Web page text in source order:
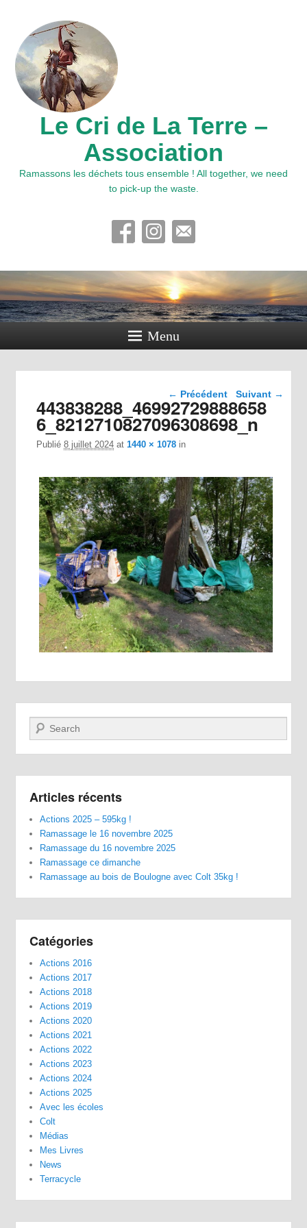
Le Cri de La Terre –
Association
Ramassons les déchets tous ensemble ! All together, we need
to pick-up the waste.
Menu
Navigation dans les
images
← Précédent Suivant →
443838288_46992729888658
6_8212710827096308698_n
Publié8 juillet 2024 at1440 × 1078 in
Recherche
Articles récents
Actions 2025 – 595kg !
Ramassage le 16 novembre 2025
Ramassage du 16 novembre 2025
Ramassage ce dimanche
Ramassage au bois de Boulogne avec Colt 35kg !
Catégories
Actions 2016
Actions 2017
Actions 2018
Actions 2019
Actions 2020
Actions 2021
Actions 2022
Actions 2023
Actions 2024
Actions 2025
Avec les écoles
Colt
Médias
Mes Livres
News
Terracycle